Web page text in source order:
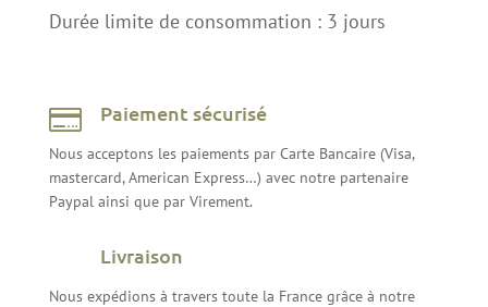
Durée limite de consommation : 3 jours
 Paiement sécurisé
Nous acceptons les paiements par Carte Bancaire (Visa,
mastercard, American Express…) avec notre partenaire
Paypal ainsi que par Virement.
Livraison
Nous expédions à travers toute la France grâce à notre